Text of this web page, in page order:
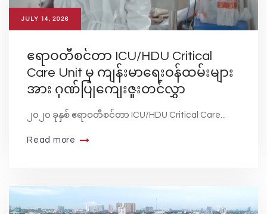
JULY 14, 2026
ဧရာဝတီစင်တာ ICU/HDU Critical
Care Unit မှ ကျန်းမာရေးဝန်ထမ်းများ
အား ဂုဏ်ပြုကျေးဇူးတင်လွှာ
၂၀၂၀ ခုနှစ် ဧရာဝတီစင်တာ ICU/HDU Critical Care...
Read more